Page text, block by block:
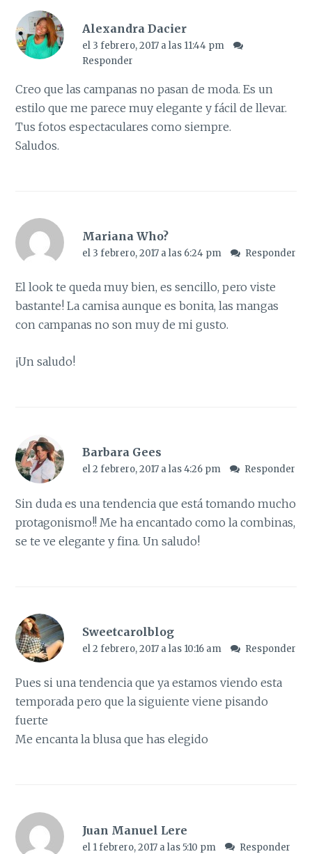
Alexandra Dacier
el 3 febrero, 2017 a las 11:44 pm
Responder
Creo que las campanas no pasan de moda. Es un
estilo que me parece muy elegante y fácil de llevar.
Tus fotos espectaculares como siempre.
Saludos.
Mariana Who?
el 3 febrero, 2017 a las 6:24 pm Responder
El look te queda muy bien, es sencillo, pero viste
bastante! La camisa aunque es bonita, las mangas
con campanas no son muy de mi gusto.
¡Un saludo!
Barbara Gees
el 2 febrero, 2017 a las 4:26 pm Responder
Sin duda es una tendencia que está tomando mucho
protagonismo!! Me ha encantado como la combinas,
se te ve elegante y fina. Un saludo!
Sweetcarolblog
el 2 febrero, 2017 a las 10:16 am Responder
Pues si una tendencia que ya estamos viendo esta
temporada pero que la siguiente viene pisando
fuerte
Me encanta la blusa que has elegido
Juan Manuel Lere
el 1 febrero, 2017 a las 5:10 pm Responder